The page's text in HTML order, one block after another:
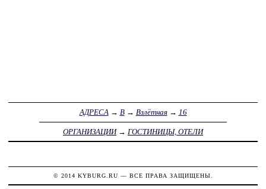
АДРЕСА→ В→ Взлётная→ 16
ОРГАНИЗАЦИИ→ ГОСТИНИЦЫ, ОТЕЛИ
© 2014 KYBURG.RU — ВСЕ ПРАВА ЗАЩИЩЕНЫ.